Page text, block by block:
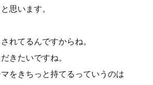
思います。
れてるんですからね。
きたいですね。
をきちっと持てるっていうのは